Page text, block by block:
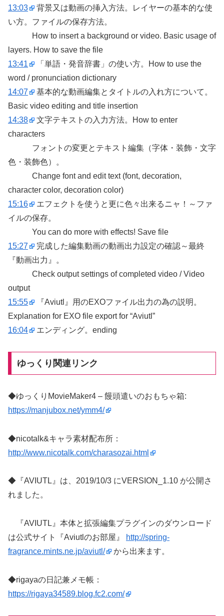
13:03
背景又は動画の挿入方法。レイヤーの基本的な使
い方。ファイルの保存方法。
How to insert a background or video. Basic usage of
layers. How to save the file
13:41
「単語・発音辞書」の使い方。How to use the
word / pronunciation dictionary
14:07
基本的な動画編集とタイトルの入れ方について。
Basic video editing and title insertion
14:38
文字テキストの入力方法。How to enter
characters
フォントの変更とテキスト編集（字体・装飾・文字
色・装飾色）。
Change font and edit text (font, decoration,
character color, decoration color)
15:16
エフェクトを使うと更に色々出来るニャ！～ファ
イルの保存。
You can do more with effects! Save file
15:27
完成した編集動画の動画出力設定の確認～最終
『動画出力』。
Check output settings of completed video / Video
output
15:55
『Aviutl』用のEXOファイル出力の為の説明。
Explanation for EXO file export for “Aviutl”
16:04
エンディング。ending
ゆっくり関連リンク
◆ゆっくりMovieMaker4 – 饅頭遣いのおもちゃ箱:
https://manjubox.net/ymm4/
◆nicotalk&キャラ素材配布所：
http://www.nicotalk.com/charasozai.html
◆『AVIUTL』は、2019/10/3 にVERSION_1.10 が公開さ
れました。
『AVIUTL』本体と拡張編集プラグインのダウンロード
は公式サイト『Aviutlのお部屋』
http://spring-
fragrance.mints.ne.jp/aviutl/
から出来ます。
◆rigayaの日記兼メモ帳：
https://rigaya34589.blog.fc2.com/